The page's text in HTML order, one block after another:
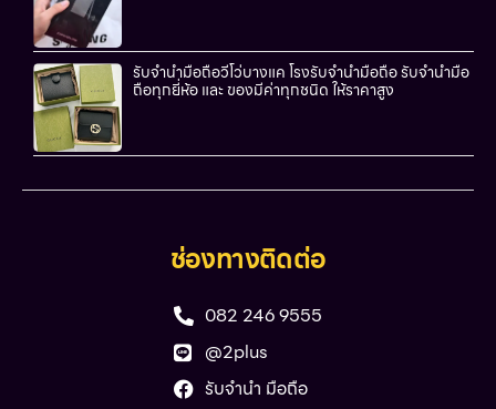
รับจำนำมือถือวีโว่บางแค โรงรับจำนำมือถือ รับจำนำมือ
ถือทุกยี่ห้อ และ ของมีค่าทุกชนิด ให้ราคาสูง
ช่องทางติดต่อ
082 246 9555
@2plus
รับจำนำ มือถือ